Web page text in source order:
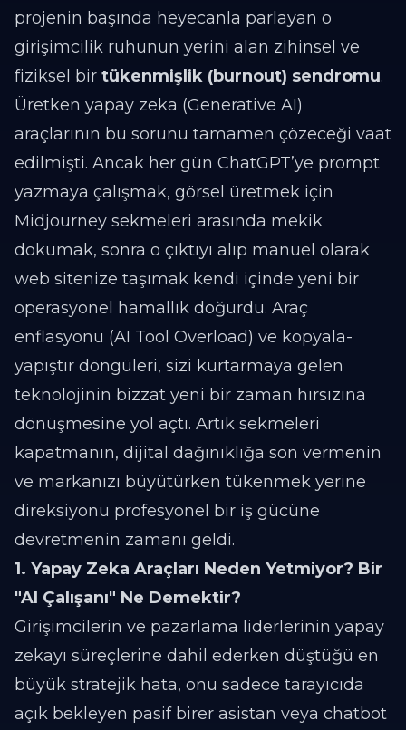
projenin başında heyecanla parlayan o
girişimcilik ruhunun yerini alan zihinsel ve
fiziksel bir tükenmişlik (burnout) sendromu.
Üretken yapay zeka (Generative AI)
araçlarının bu sorunu tamamen çözeceği vaat
edilmişti. Ancak her gün ChatGPT’ye prompt
yazmaya çalışmak, görsel üretmek için
Midjourney sekmeleri arasında mekik
dokumak, sonra o çıktıyı alıp manuel olarak
web sitenize taşımak kendi içinde yeni bir
operasyonel hamallık doğurdu. Araç
enflasyonu (AI Tool Overload) ve kopyala-
yapıştır döngüleri, sizi kurtarmaya gelen
teknolojinin bizzat yeni bir zaman hırsızına
dönüşmesine yol açtı. Artık sekmeleri
kapatmanın, dijital dağınıklığa son vermenin
ve markanızı büyütürken tükenmek yerine
direksiyonu profesyonel bir iş gücüne
devretmenin zamanı geldi.
1. Yapay Zeka Araçları Neden Yetmiyor? Bir
"AI Çalışanı" Ne Demektir?
Girişimcilerin ve pazarlama liderlerinin yapay
zekayı süreçlerine dahil ederken düştüğü en
büyük stratejik hata, onu sadece tarayıcıda
açık bekleyen pasif birer asistan veya chatbot